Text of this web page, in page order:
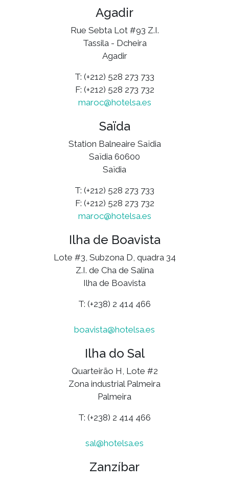
Agadir
Rue Sebta Lot #93 Z.I.
Tassila - Dcheira
Agadir
T: (+212) 528 273 733
F: (+212) 528 273 732
maroc@hotelsa.es
Saïda
Station Balneaire Saïdia
Saïdia 60600
Saïdia
T: (+212) 528 273 733
F: (+212) 528 273 732
maroc@hotelsa.es
Ilha de Boavista
Lote #3, Subzona D, quadra 34
Z.I. de Cha de Salina
Ilha de Boavista
T: (+238) 2 414 466
boavista@hotelsa.es
Ilha do Sal
Quarteirão H, Lote #2
Zona industrial Palmeira
Palmeira
T: (+238) 2 414 466
sal@hotelsa.es
Zanzíbar